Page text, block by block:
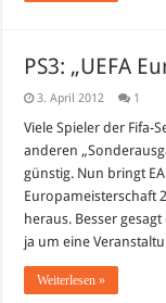
PS3: „UEFA
3. April 2012 1
Viele Spieler der Fifa-
anderen
günstig. Nun bringt
Europameisterschaft
heraus. Besser gesagt
ja um eine
Weiterlesen »